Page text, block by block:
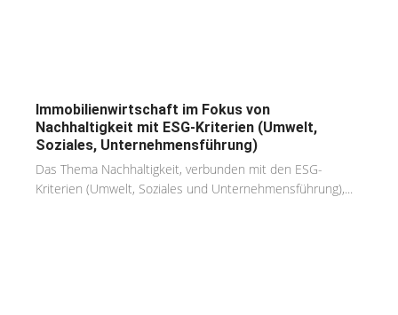
Immobilienwirtschaft im Fokus von
Nachhaltigkeit mit ESG-Kriterien (Umwelt,
Soziales, Unternehmensführung)
Das Thema Nachhaltigkeit, verbunden mit den ESG-
Kriterien (Umwelt, Soziales und Unternehmensführung),...